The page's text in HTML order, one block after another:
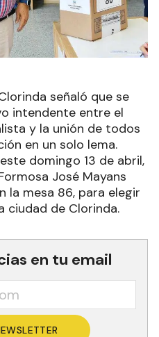
señaló que se
intendente entre el
y la unión de todos
en un solo lema.
domingo 13 de abril,
José Mayans
la mesa 86, para elegir
ciudad de Clorinda.
en tu email